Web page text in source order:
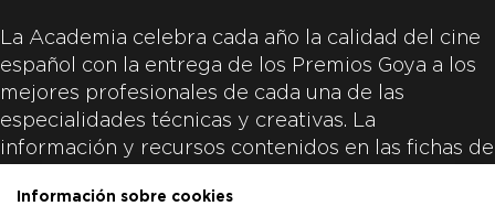
La Academia celebra cada año la calidad del cine
español con la entrega de los Premios Goya a los
mejores profesionales de cada una de las
especialidades técnicas y creativas. La
información y recursos contenidos en las fichas de
productoras de las películas y responsabilidad
Información sobre cookies